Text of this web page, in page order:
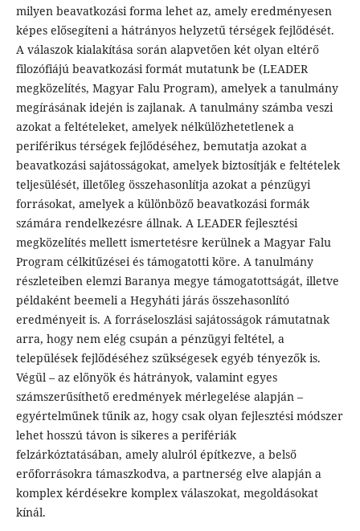
milyen beavatkozási forma lehet az, amely eredményesen
képes elősegíteni a hátrányos helyzetű térségek fejlődését.
A válaszok kialakítása során alapvetően két olyan eltérő
filozófiájú beavatkozási formát mutatunk be (LEADER
megközelítés, Magyar Falu Program), amelyek a tanulmány
megírásának idején is zajlanak. A tanulmány számba veszi
azokat a feltételeket, amelyek nélkülözhetetlenek a
periférikus térségek fejlődéséhez, bemutatja azokat a
beavatkozási sajátosságokat, amelyek biztosítják e feltételek
teljesülését, illetőleg összehasonlítja azokat a pénzügyi
forrásokat, amelyek a különböző beavatkozási formák
számára rendelkezésre állnak. A LEADER fejlesztési
megközelítés mellett ismertetésre kerülnek a Magyar Falu
Program célkitűzései és támogatotti köre. A tanulmány
részleteiben elemzi Baranya megye támogatottságát, illetve
példaként beemeli a Hegyháti járás összehasonlító
eredményeit is. A forráseloszlási sajátosságok rámutatnak
arra, hogy nem elég csupán a pénzügyi feltétel, a
települések fejlődéséhez szükségesek egyéb tényezők is.
Végül – az előnyök és hátrányok, valamint egyes
számszerűsíthető eredmények mérlegelése alapján –
egyértelműnek tűnik az, hogy csak olyan fejlesztési módszer
lehet hosszú távon is sikeres a perifériák
felzárkóztatásában, amely alulról építkezve, a belső
erőforrásokra támaszkodva, a partnerség elve alapján a
komplex kérdésekre komplex válaszokat, megoldásokat
kínál.